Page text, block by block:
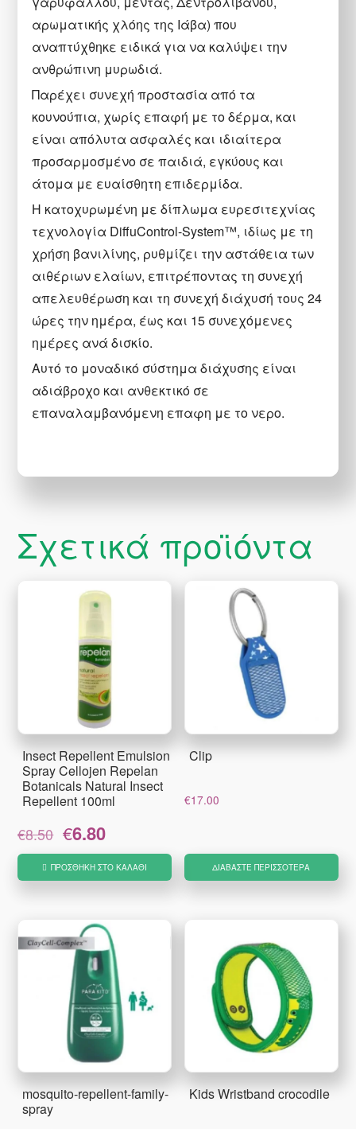
αρωματικής χλόης της Ιάβα) που
αναπτύχθηκε ειδικά για να καλύψει την
ανθρώπινη μυρωδιά.
Παρέχει συνεχή προστασία από τα
κουνούπια, χωρίς επαφή με το δέρμα, και
είναι απόλυτα ασφαλές και ιδιαίτερα
προσαρμοσμένο σε παιδιά, εγκύους και
άτομα με ευαίσθητη επιδερμίδα.
Η κατοχυρωμένη με δίπλωμα ευρεσιτεχνίας
τεχνολογία DiffuControl-System™, ιδίως με τη
χρήση βανιλίνης, ρυθμίζει την αστάθεια των
αιθέριων ελαίων, επιτρέποντας τη συνεχή
απελευθέρωση και τη συνεχή διάχυσή τους 24
ώρες την ημέρα, έως και 15 συνεχόμενες
ημέρες ανά δισκίο.
Αυτό το μοναδικό σύστημα διάχυσης είναι
αδιάβροχο και ανθεκτικό σε
επαναλαμβανόμενη επαφη με το νερο.
Σχετικά προϊόντα
Insect Repellent Emulsion
Spray Cellojen Repelan
Botanicals Natural Insect
Repellent 100ml
€8.50
Original
price
was:
€8.50.
€6.80
τιμή
είναι:
ΠΡΟΣΘΉΚΗ ΣΤΟ ΚΑΛΆΘΙ
Clip
€17.00
ΔΙΑΒΆΣΤΕ ΠΕΡΙΣΣΌΤΕΡΑ
mosquito-repellent-family-
spray
Kids Wristband crocodile